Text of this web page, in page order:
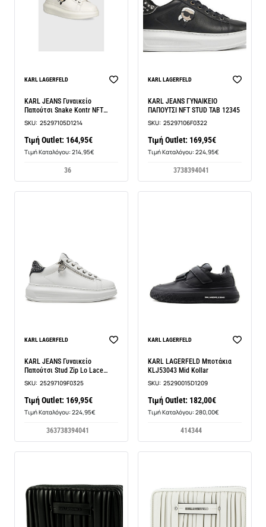
BEST SELLER
KARL LAGERFELD
KARL JEANS Γυναικείο
Παπούτσι Snake Kontr NFT
Κωδικός: EMPOLI
SKU: 25297105D1214
Τιμή Outlet: 164,95€
Τιμή Καταλόγου: 214,95€
36
BEST SELLER
KARL LAGERFELD
KARL JEANS ΓΥΝΑΙΚΕΙΟ
ΠΑΠΟΥΤΣΙ NFT STUD TAB 12345
SKU: 25297106F0322
Τιμή Outlet: 169,95€
Τιμή Καταλόγου: 224,95€
3738394041
BEST SELLER
KARL LAGERFELD
KARL JEANS Γυναικείο
Παπούτσι Stud Zip Lo Lace
12345
SKU: 25297109F0325
Τιμή Outlet: 169,95€
Τιμή Καταλόγου: 224,95€
363738394041
KARL LAGERFELD
KARL LAGERFELD Μποτάκια
KLJ53043 Mid Kollar
SKU: 25290015D1209
Τιμή Outlet: 182,00€
Τιμή Καταλόγου: 280,00€
414344